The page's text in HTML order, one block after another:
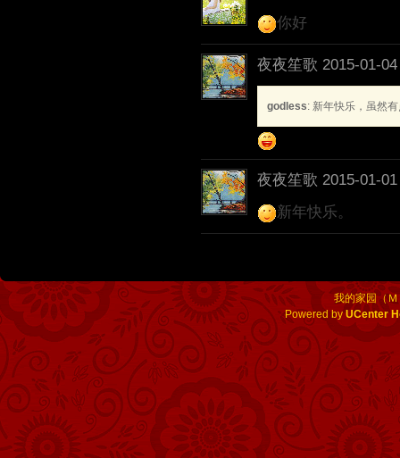
你好
夜夜笙歌 2015-01-
godless: 新年快乐，虽然
夜夜笙歌 2015-01-
新年快乐。
我的家园（
Powered byUCenter